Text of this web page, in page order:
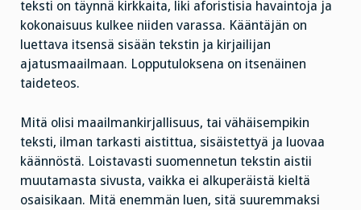
teksti on täynnä kirkkaita, liki aforistisia havaintoja ja
kokonaisuus kulkee niiden varassa. Kääntäjän on
luettava itsensä sisään tekstin ja kirjailijan
ajatusmaailmaan. Lopputuloksena on itsenäinen
taideteos.
Mitä olisi maailmankirjallisuus, tai vähäisempikin
teksti, ilman tarkasti aistittua, sisäistettyä ja luovaa
käännöstä. Loistavasti suomennetun tekstin aistii
muutamasta sivusta, vaikka ei alkuperäistä kieltä
osaisikaan. Mitä enemmän luen, sitä suuremmaksi